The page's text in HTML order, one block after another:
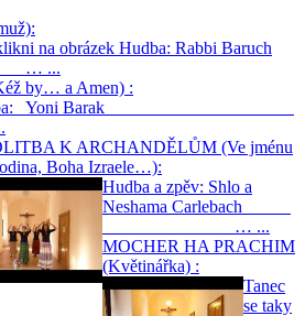
na obrázek Hudba: Rabbi Baruch
...
by… a Amen) :
Yoni Barak
K ARCHANDĚLŮM (Ve jménu
Boha Izraele…):
Hudba a zpěv: Shlo a
Neshama Carlebach
… ...
MOCHER HA PRACHIM
(Květinářka) :
Tanec
se taky